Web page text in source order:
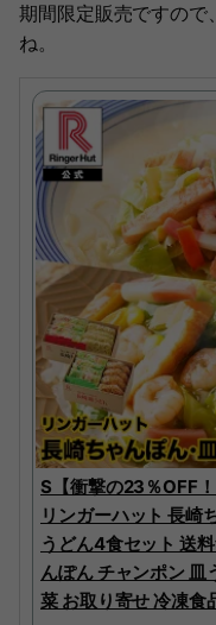
期間限定販売ですので
ね。
S【衝撃の23％OFF
リンガーハット 長崎
うどん4食セット 送
んぽん チャンポン 皿
菜 お取り寄せ 冷凍食